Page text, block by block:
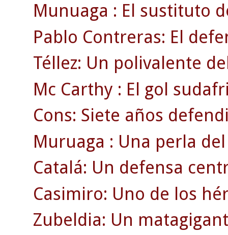
Munuaga : El sustituto
Pablo Contreras: El
Téllez: Un polivalente
Mc Carthy : El gol
Cons: Siete años
Muruaga : Una perla
Catalá: Un defensa
Casimiro: Uno de los
Zubeldia: Un